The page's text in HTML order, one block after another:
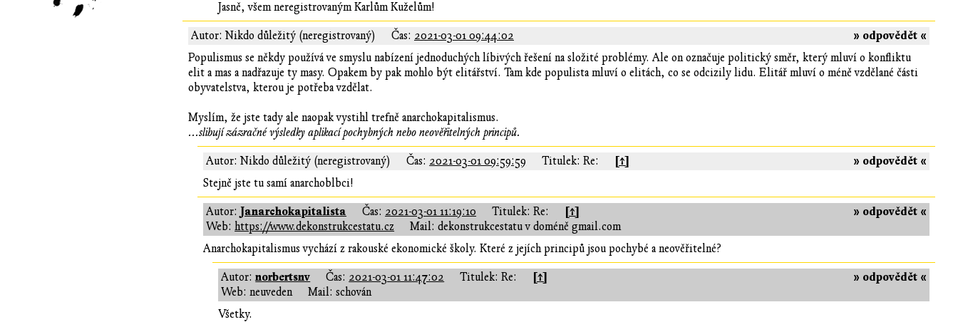
Jasně, všem neregistrovaným Karlům Kuželům!
» odpovědět «
Autor: Nikdo důležitý (neregistrovaný) Čas: 2021-03-01 09:44:02
Populismus se někdy používá ve smyslu nabízení jednoduchých líbivých řešení na složité problémy. Ale on označuje politický směr, který mluví o konfliktu
elit a mas a nadřazuje ty masy. Opakem by pak mohlo být elitářství. Tam kde populista mluví o elitách, co se odcizily lidu. Elitář mluví o méně vzdělané části
obyvatelstva, kterou je potřeba vzdělat.
Myslím, že jste tady ale naopak vystihl trefně anarchokapitalismus.
...slibují zázračné výsledky aplikací pochybných nebo neověřitelných principů.
» odpovědět «
Autor: Nikdo důležitý (neregistrovaný) Čas: 2021-03-01 09:59:59 Titulek: Re: [↑]
Stejně jste tu samí anarchoblbci!
» odpovědět «
Autor: Janarchokapitalista Čas: 2021-03-01 11:19:10 Titulek: Re: [↑]
Web:https://www.dekonstrukcestatu.cz
Mail: dekonstrukcestatu v doméně gmail.com
Anarchokapitalismus vychází z rakouské ekonomické školy. Které z jejích principů jsou pochybé a neověřitelné?
» odpovědět «
Autor:norbertsnv Čas: 2021-03-01 11:47:02 Titulek: Re: [↑]
Web: neuveden
Mail: schován
Všetky.